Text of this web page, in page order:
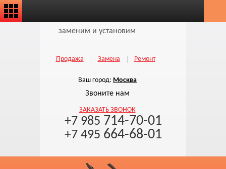
заменим и установим
Продажа Замена Ремонт
Ваш город: Москва
Звоните нам
ЗАКАЗАТЬ ЗВОНОК
+7 985 714-70-01
+7 495 664-68-01